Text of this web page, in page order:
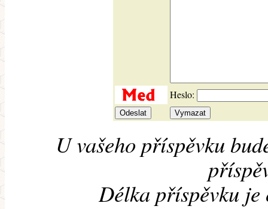
Heslo:
U vašeho příspěvku
Délka příspěvku je